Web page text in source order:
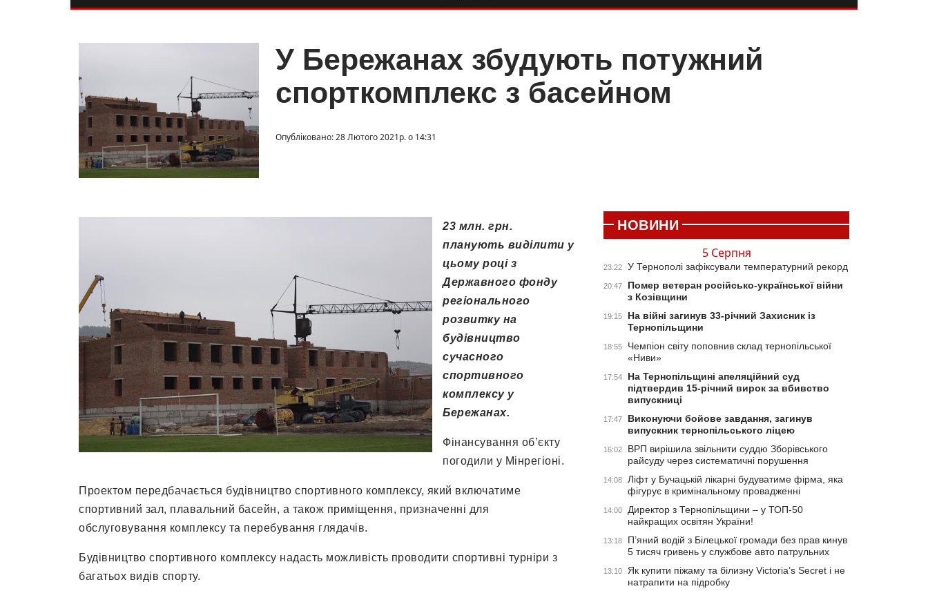
У Бережанах збудують потужний
спорткомплекс з басейном
Опубліковано: 28 Лютого 2021р. о 14:31
23 млн. грн.
планують виділити у
цьому році з
Державного фонду
регіонального
розвитку на
будівництво
сучасного
спортивного
комплексу у
Бережанах.
Фінансування об’єкту
погодили у Мінрегіоні.
Проектом передбачається будівництво спортивного комплексу, який включатиме
спортивний зал, плавальний басейн, а також приміщення, призначенні для
обслуговування комплексу та перебування глядачів.
Будівництво спортивного комплексу надасть можливість проводити спортивні турніри з
багатьох видів спорту.
НОВИНИ
5 Серпня
23:22 У Тернополі зафіксували температурний рекорд
20:47
Помер ветеран російсько-української війни
з Козівщини
19:15
На війні загинув 33-річний Захисник із
Тернопільщини
18:55
Чемпіон світу поповнив склад тернопільської
«Ниви»
17:54
На Тернопільщині апеляційний суд
підтвердив 15-річний вирок за вбивство
випускниці
17:47
Виконуючи бойове завдання, загинув
випускник тернопільського ліцею
16:02
ВРП вирішила звільнити суддю Зборівського
райсуду через систематичні порушення
14:08
Ліфт у Бучацькій лікарні будуватиме фірма, яка
фігурує в кримінальному провадженні
14:00
Директор з Тернопільщини – у ТОП-50
найкращих освітян України!
13:18
П’яний водій з Білецької громади без прав кинув
5 тисяч гривень у службове авто патрульних
13:10
Як купити піжаму та білизну Victoria’s Secret і не
натрапити на підробку